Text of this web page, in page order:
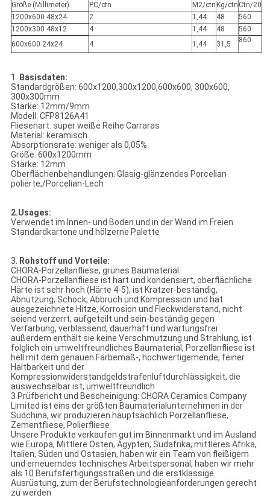
Größe (Millimeter)
PC/ctn M2/ctn Kg/ctn Ctn/20
1200x600 48x24
2 1,44 48
560
1200x300 48x12
4 1,44 48
560
600x600 24x24
4 1,44 31,5 860
1. Basisdaten:
Standardgrößen: 600x1200,300x1200,600x600, 300x600,
300x300mm
Stärke: 12mm/9mm
Modell: CFP8126A41
Fliesenart: super weiße Reihe Carraras
Material: keramisch
Absorptionsrate: weniger als 0,05%
Größe: 600x1200mm
Stärke: 12mm
Oberflächenbehandlungen: Glasig-glänzendes Porcelian
polierte,/Porcelian-Lech
2.Usages:
Verwendet im Innen- und Boden und in der Wand im Freien
Standardkartone und hölzerne Palette
3. Rohstoff und Vorteile:
CHORA-Porzellanfliese, grünes Baumaterial
CHORA-Porzellanfliese ist hart und kondensiert, oberflächliche
Härte ist sehr hoch (Härte 4-5), ist Kratzer-beständig,
Abnutzung, Schock, Abbruch und Kompression und hat
ausgezeichnete Hitze, Korrosion und Fleckwiderstand, nicht
seiend verzerrt, aufgeteilt und sein-beständig gegen
Verfärbung, verblassend, dauerhaft und wartungsfrei
außerdem enthält sie keine Verschmutzung und Strahlung, ist
folglich ein umweltfreundliches Baumaterial, Porzellanfliese ist
hell mit dem genauen Farbemaß-, hochwertigemende, feiner
Haltbarkeit und der
Kompressionwiderstandgeldstrafenluftdurchlässigkeit, die
auswechselbar ist, umweltfreundlich
3 Prüfbericht und Bescheinigung: CHORA Ceramics Company
Limited ist eins der größten Baumaterialunternehmen in der
Südchina, wir produzieren hauptsächlich Porzellanfliese,
Zementfliese, Polierfliese
Unsere Produkte verkaufen gut im Binnenmarkt und im Ausland
wie Europa, Mittlere Osten, Ägypten, Südafrika, mittleres Afrika,
Italien, Süden und Ostasien, haben wir ein Team von fleißigem
und erneuerndes technisches Arbeitspersonal, haben wir mehr
als 10 Berufsfertigungsstraßen und die erstklassige
Ausrüstung, zum der Berufstechnologieanforderungen gerecht
zu werden